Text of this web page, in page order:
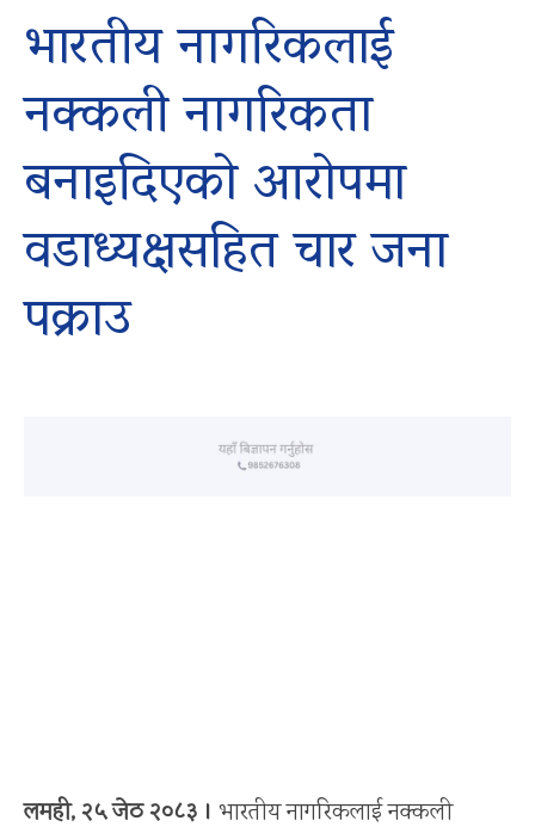
भारतीय नागरिकलाई
नक्कली नागरिकता
बनाइदिएको आरोपमा
वडाध्यक्षसहित चार जना
पक्राउ
लमही, २५ जेठ २०८३ । भारतीय नागरिकलाई नक्कली